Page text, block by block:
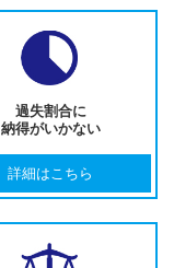
過失割合に
納得がいかない
詳細はこちら